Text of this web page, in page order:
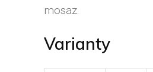
mosaz.
Varianty